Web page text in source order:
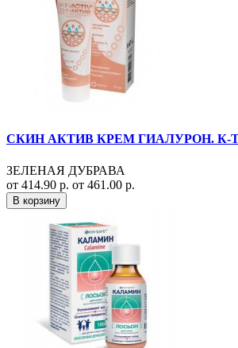
СКИН АКТИВ КРЕМ ГИАЛУРОН. К-
ЗЕЛЕНАЯ ДУБРАВА
от 414.90 р. от 461.00 р.
В корзину